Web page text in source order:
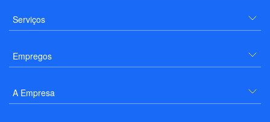
Serviços
Empregos
A Empresa